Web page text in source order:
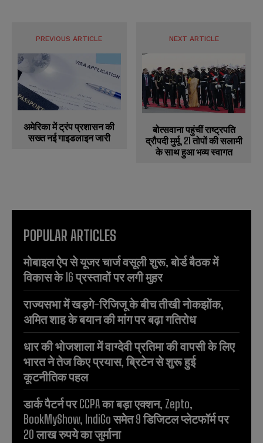
PREVIOUS ARTICLE
अमेरिका में ट्रंप प्रशासन की
सख्त नई गाइडलाइन जारी
NEXT ARTICLE
बोत्सवाना पहुंचीं राष्ट्रपति
द्रौपदी मुर्मू, 21 तोपों की सलामी
के साथ हुआ भव्य स्वागत
POPULAR ARTICLES
मोबाइल ऐप से यूजर चार्ज वसूली शुरू, बोर्ड बैठक में
विकास के 16 प्रस्तावों पर लगी मुहर
राज्यसभा में खड़गे-रिजिजू के बीच तीखी नोकझोंक,
अमित शाह के बयान की मांग पर बढ़ा गतिरोध
धार की भोजशाला में वाग्देवी प्रतिमा की वापसी के लिए
भारत ने तेज किए प्रयास, ब्रिटेन से शुरू हुई
कूटनीतिक पहल
डार्क पैटर्न पर CCPA का बड़ा एक्शन, Zepto,
BookMyShow, IndiGo समेत 9 डिजिटल प्लेटफॉर्म पर
20 लाख रुपये का जुर्माना